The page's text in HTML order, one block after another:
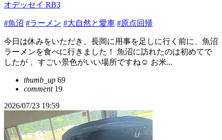
オデッセイ RB3
#魚沼 #ラーメン #大自然と愛車 #原点回帰
今日は休みをいただき、長岡に用事を足しに行く前に、魚沼
ラーメンを食べに行きました！ 魚沼に訪れたのは初めてで
したが 、すごい景色がいい場所ですね☺️ お米...
thumb_up 69
comment19
2026/07/23 19:59